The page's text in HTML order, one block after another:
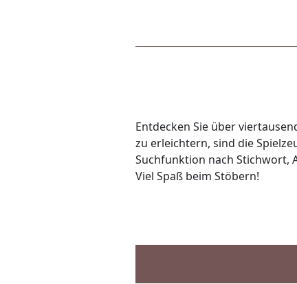
Entdecken Sie über
zu erleichtern, sind die
Suchfunktion nach Stichwort,
Viel Spaß beim Stöbern!